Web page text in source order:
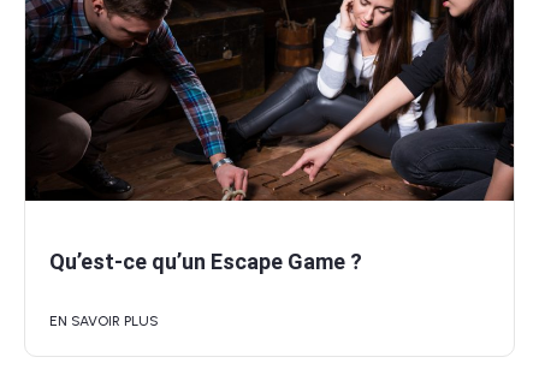
Qu’est-ce qu’un Escape Game ?
EN SAVOIR PLUS